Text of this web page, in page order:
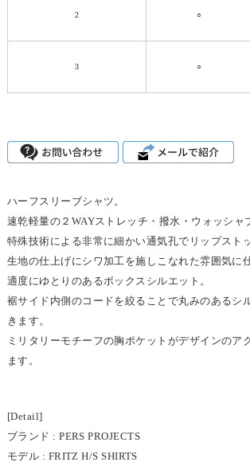
2 ○
3 ○
ハーフスリーブシャツ。
速乾軽量の２WAYストレッチ・撥水・ウォッシャ
特殊技術による非常に細かい通気孔でリップスト
生地の仕上げにシワ加工を施しこなれた雰囲気に
適度にゆとりのあるボックスシルエット。
裾サイド内側のコードを絞ることで丸みのあるシ
きます。
ミリタリーモチーフの胸ポケットがデザインのア
ます。
[Detail]
ブランド : PERS PROJECTS
モデル : FRITZ H/S SHIRTS